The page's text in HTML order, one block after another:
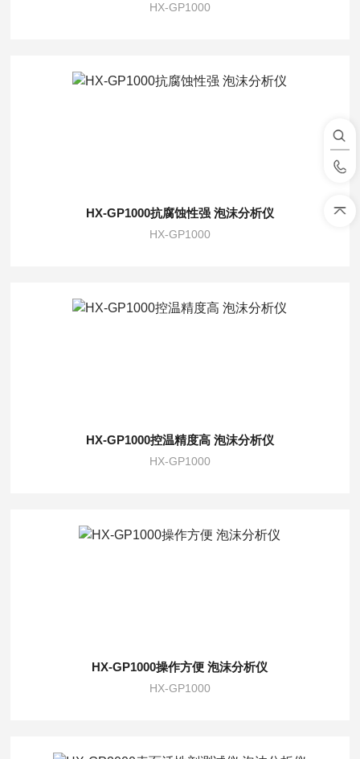
HX-GP1000
HX-GP1000抗腐蚀性强 泡沫分析仪
HX-GP1000
HX-GP1000控温精度高 泡沫分析仪
HX-GP1000
HX-GP1000操作方便 泡沫分析仪
HX-GP1000